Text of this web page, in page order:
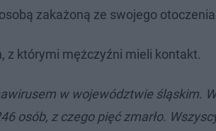
zakażoną ze swojego
z którymi mężczyźni mieli kontakt.
w województwie śląskim.
osób, z czego pięć zmarło.